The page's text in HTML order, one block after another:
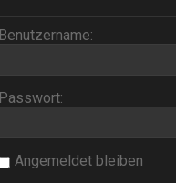
Benutzername:
Passwort:
Angemeldet bleiben